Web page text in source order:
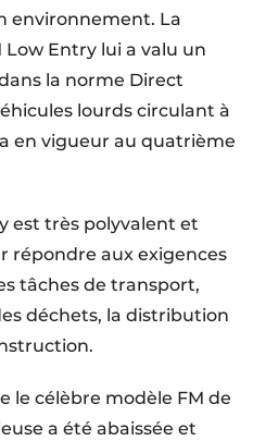
environnement. La
Entry lui a valu un
la norme Direct
lourds circulant à
en vigueur au quatrième
est très polyvalent et
répondre aux exigences
tâches de transport,
déchets, la distribution
le célèbre modèle FM de
a été abaissée et